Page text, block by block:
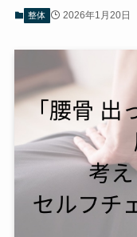
整体 2026年1月20日